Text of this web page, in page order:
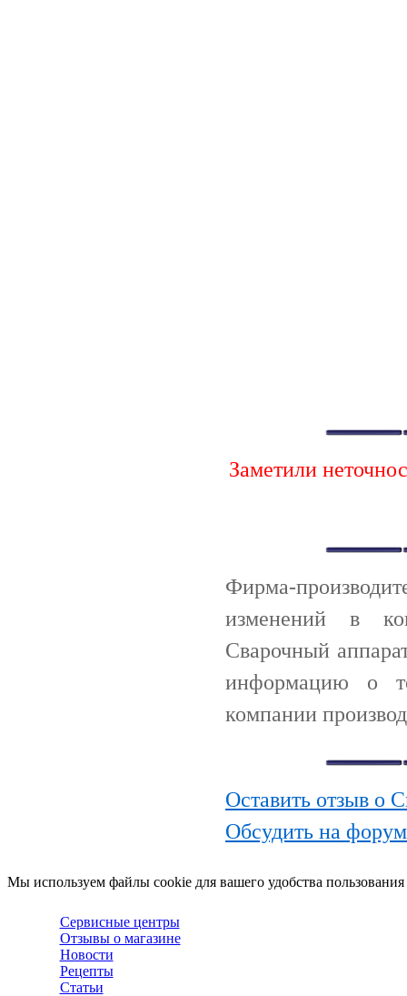
Заметили
Фирма-
изменений в
Сварочный
информацию о
компании
Оставить отзыв о
Обсудить на
Мы используем файлы cookie для вашего удобства
Сервисные центры
Отзывы о магазине
Новости
Рецепты
Статьи